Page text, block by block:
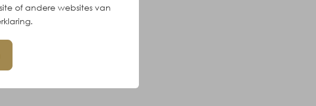
of andere websites van